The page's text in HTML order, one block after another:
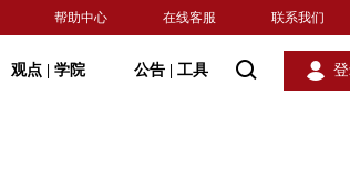
帮助中心 在线客服 联系我们
观点 学院 公告 工具